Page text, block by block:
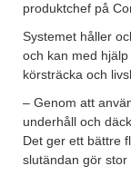
produktchef på
Systemet håller
och kan med
körsträcka och
– Genom att
underhåll och
Det ger ett bättre
slutändan gör stor